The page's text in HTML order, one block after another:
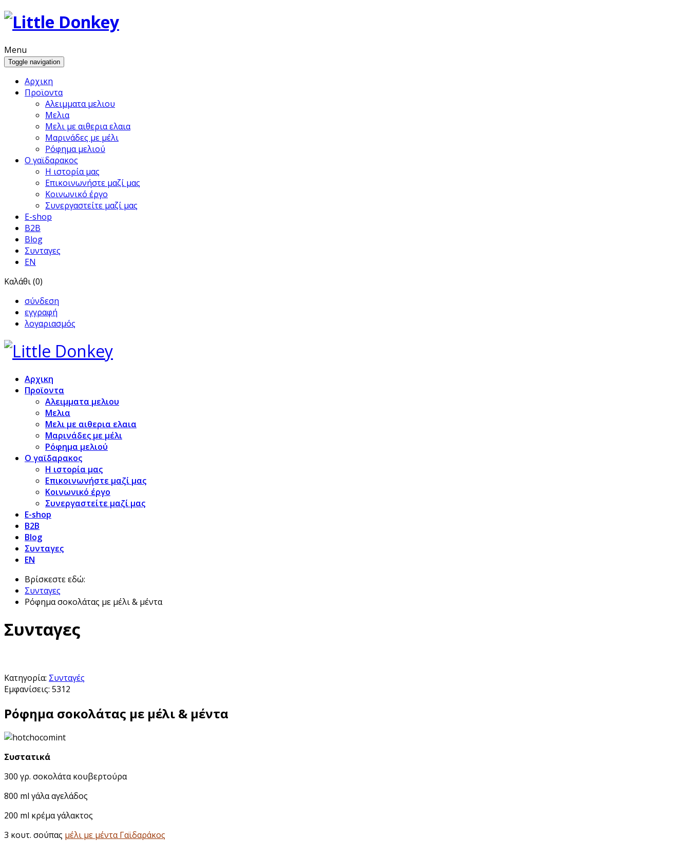
Menu
Toggle navigation
Αρχικη
Προϊoντα
Αλειμματα μελιου
Μελια
Μελι με αιθερια ελαια
Μαρινάδες με μέλι
Ρόφημα μελιού
Ο γαϊδαρακος
Η ιστορία μας
Επικοινωνήστε μαζί μας
Κοινωνικό έργο
Συνεργαστείτε μαζί μας
E-shop
B2B
Blog
Συνταγες
EN
Καλάθι (0)
σύνδεση
εγγραφή
λογαριασμός
Αρχικη
Προϊoντα
Αλειμματα μελιου
Μελια
Μελι με αιθερια ελαια
Μαρινάδες με μέλι
Ρόφημα μελιού
Ο γαϊδαρακος
Η ιστορία μας
Επικοινωνήστε μαζί μας
Κοινωνικό έργο
Συνεργαστείτε μαζί μας
E-shop
B2B
Blog
Συνταγες
EN
Βρίσκεστε εδώ:
Συνταγες
Ρόφημα σοκολάτας με μέλι & μέντα
Συνταγες
Κατηγορία: Συνταγές
Εμφανίσεις: 5312
Ρόφημα σοκολάτας με μέλι & μέντα
Συστατικά
300 γρ. σοκολάτα κουβερτούρα
800 ml γάλα αγελάδος
200 ml κρέμα γάλακτος
3 κουτ. σούπας μέλι με μέντα Γαϊδαράκος